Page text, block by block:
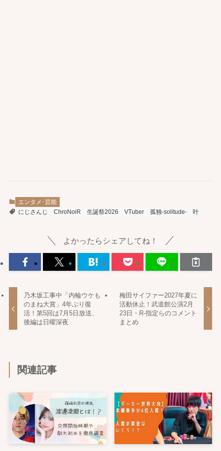
エンタメ･芸能
にじさんじ
ChroNoiR 生誕祭2026 VTuber 孤独-solitude- 叶
よかったらシェアしてね！
乃木坂工事中「内輪ウケも
のまね大賞」4年ぶり復
活！第5回は7月5日放送、
後編は日曜深夜
梅田サイファー2027年夏に
活動休止！武道館公演2月
23日・R-指定らのコメント
まとめ
関連記事